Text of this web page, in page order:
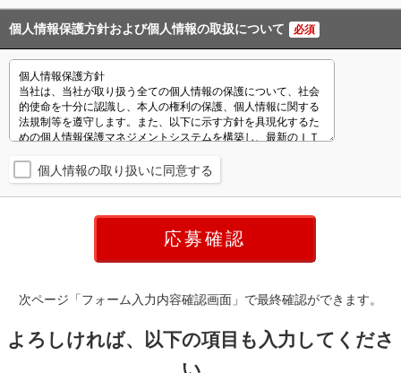
個人情報保護方針および個人情報の取扱について 必須
個人情報の取り扱いに同意する
次ページ「フォーム入力内容確認画面」で最終確認ができます。
よろしければ、以下の項目も入力してくださ